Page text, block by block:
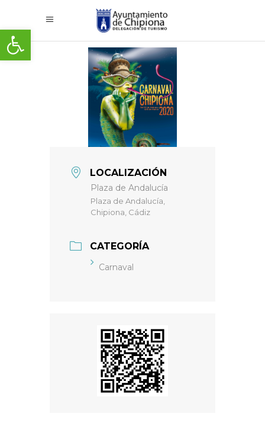
Abrir barra de herramientas
LOCALIZACIÓN
Plaza de Andalucía
Plaza de Andalucía,
Chipiona, Cádiz
CATEGORÍA
Carnaval